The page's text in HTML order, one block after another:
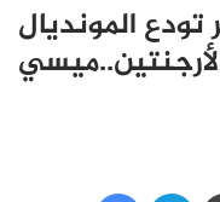
المونديال